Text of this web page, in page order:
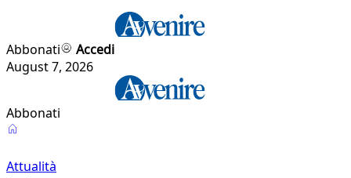
Abbonati
Accedi
August 7, 2026
Abbonati
Attualità